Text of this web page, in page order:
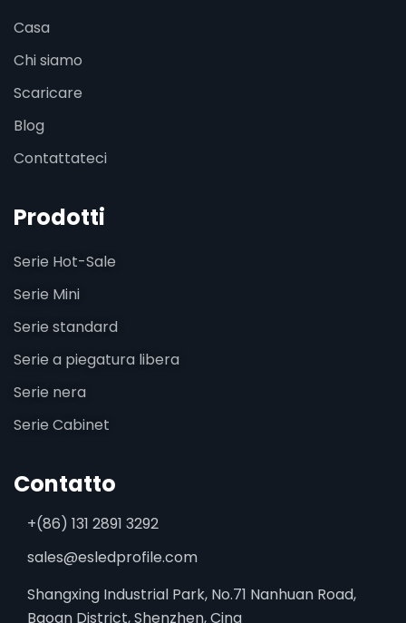
Casa
Chi siamo
Scaricare
Blog
Contattateci
Prodotti
Serie Hot-Sale
Serie Mini
Serie standard
Serie a piegatura libera
Serie nera
Serie Cabinet
Contatto
+(86) 131 2891 3292
sales@esledprofile.com
Shangxing Industrial Park, No.71 Nanhuan Road,
Baoan District, Shenzhen, Cina